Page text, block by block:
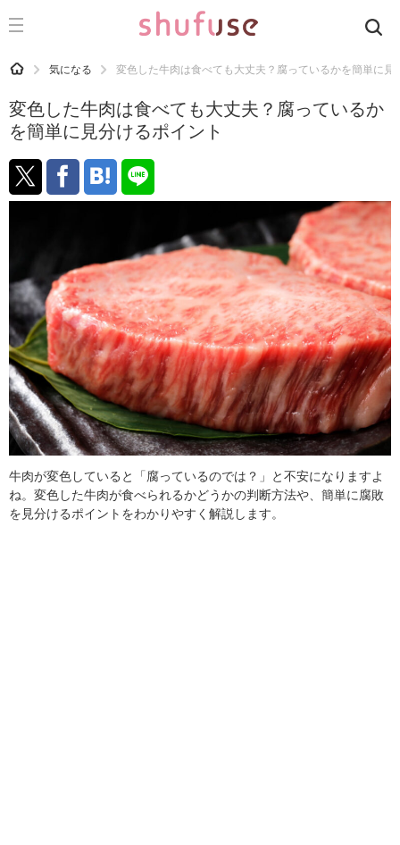
CATEGORY 記事カテゴリ
運気
洗濯
生活の知恵
マナー
趣味
食材辞典
おすすめ
HOME 気になる 変色した牛肉は食べても大丈夫？腐っているかを簡単に見
変色した牛肉は食べても大丈夫？腐っているか
を簡単に見分けるポイント
牛肉が変色していると「腐っているのでは？」と不安になりますよ
ね。変色した牛肉が食べられるかどうかの判断方法や、簡単に腐敗
を見分けるポイントをわかりやすく解説します。